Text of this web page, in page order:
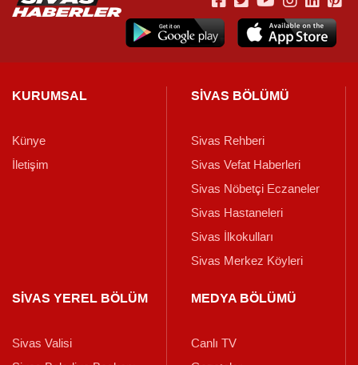
KURUMSAL
Künye
İletişim
SİVAS BÖLÜMÜ
Sivas Rehberi
Sivas Vefat Haberleri
Sivas Nöbetçi Eczaneler
Sivas Hastaneleri
Sivas İlkokulları
Sivas Merkez Köyleri
SİVAS YEREL BÖLÜM
Sivas Valisi
MEDYA BÖLÜMÜ
Canlı TV